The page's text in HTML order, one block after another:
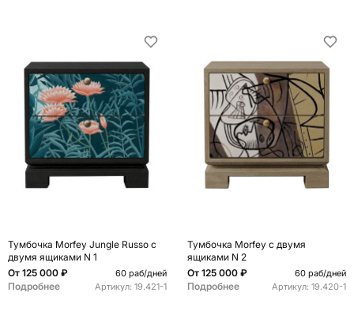
Тумбочка Morfey Jungle Russo с
двумя ящиками N 1
От 125 000 ₽ 60 раб/дней
Подробнее Артикул: 19.421-1
Тумбочка Morfey с двумя
ящиками N 2
От 125 000 ₽ 60 раб/дней
Подробнее Артикул: 19.420-1